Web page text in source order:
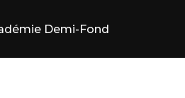
Demi-Fond